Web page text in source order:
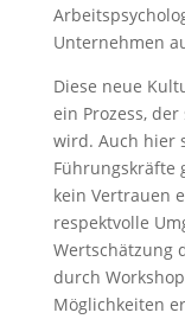
Unternehmen
Diese neue
ein Prozess,
wird. Auch hier
Führungskräfte
kein Vertrauen
respektvolle
Wertschätzung
durch
Möglichkeiten